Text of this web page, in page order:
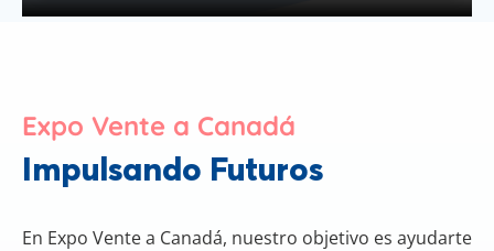
Expo Vente a Canadá
Impulsando Futuros
En Expo Vente a Canadá, nuestro objetivo es ayudarte